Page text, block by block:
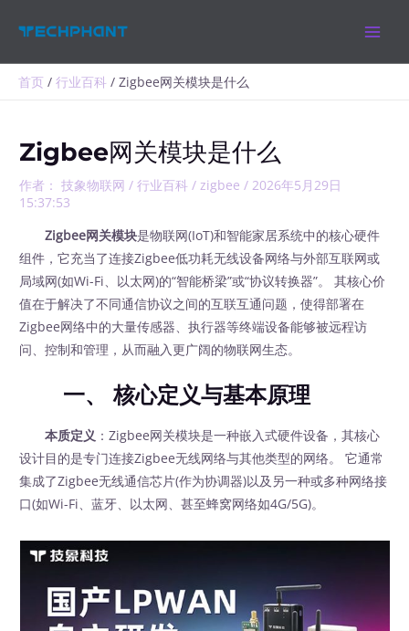
首页 行业百科 Zigbee网关模块是什么
Zigbee网关模块是什么
作者： 技象物联网/行业百科 /zigbee /2026年5月29日
15:37:53
Zigbee网关模块是物联网(IoT)和智能家居系统中的核心硬件
组件，它充当了连接Zigbee低功耗无线设备网络与外部互联网或
局域网(如Wi-Fi、以太网)的“智能桥梁”或“协议转换器”。 其核心价
值在于解决了不同通信协议之间的互联互通问题，使得部署在
Zigbee网络中的大量传感器、执行器等终端设备能够被远程访
问、控制和管理，从而融入更广阔的物联网生态。
一、 核心定义与基本原理
本质定义 ：Zigbee网关模块是一种嵌入式硬件设备，其核心
设计目的是专门连接Zigbee无线网络与其他类型的网络。 它通常
集成了Zigbee无线通信芯片(作为协调器)以及另一种或多种网络接
口(如Wi-Fi、蓝牙、以太网、甚至蜂窝网络如4G/5G)。